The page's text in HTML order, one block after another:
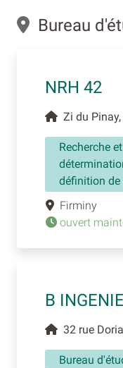
Bureau
NRH 42
Zi du
Recherche
définition de
Firminy
ouvert
B
32 rue
Bureau